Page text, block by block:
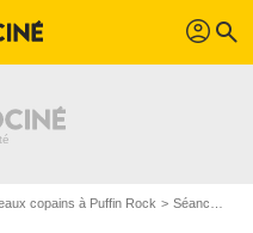
profil search
copains à Puffin Rock Séances "Nouveaux copains à Puffin Rock" Seine-Maritime